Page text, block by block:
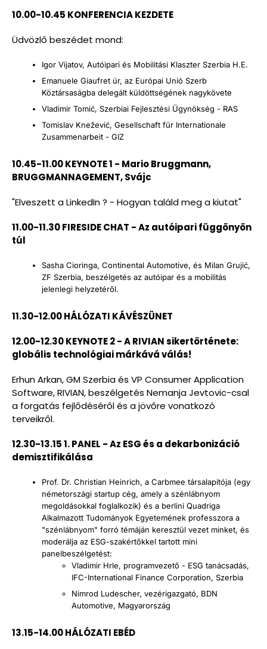
10.00-10.45 KONFERENCIA KEZDETE
Üdvözlő beszédet mond:
Igor Vijatov, Autóipari és Mobilitási Klaszter Szerbia H.E.
Emanuele Giaufret úr, az Európai Unió Szerb
Köztársaságba delegált küldöttségének nagykövete
Vladimir Tomić, Szerbiai Fejlesztési Ügynökség - RAS
Tomislav Knežević, Gesellschaft für Internationale
Zusammenarbeit - GIZ
10.45-11.00 KEYNOTE 1 - Mario Bruggmann,
BRUGGMANNAGEMENT, Svájc
"Elveszett a LinkedIn ? - Hogyan találd meg a kiutat"
11.00-11.30 FIRESIDE CHAT - Az autóipari függönyön
túl
Sasha Cioringa, Continental Automotive, és Milan Grujić,
ZF Szerbia, beszélgetés az autóipar és a mobilitás
jelenlegi helyzetéről.
11.30-12.00 HÁLÓZATI KÁVÉSZÜNET
12.00-12.30 KEYNOTE 2 - A RIVIAN sikertörténete:
globális technológiai márkává válás!
Erhun Arkan, GM Szerbia és VP Consumer Application
Software, RIVIAN, beszélgetés Nemanja Jevtovic-csal
a forgatás fejlődéséről és a jövőre vonatkozó
terveikről.
12.30-13.15 1. PANEL - Az ESG és a dekarbonizáció
demisztifikálása
Prof. Dr. Christian Heinrich, a Carbmee társalapítója (egy
németországi startup cég, amely a szénlábnyom
megoldásokkal foglalkozik) és a berlini Quadriga
Alkalmazott Tudományok Egyetemének professzora a
"szénlábnyom" forró témáján keresztül vezet minket, és
moderálja az ESG-szakértőkkel tartott mini
panelbeszélgetést:
Vladimir Hrle, programvezető - ESG tanácsadás,
IFC-International Finance Corporation, Szerbia
Nimrod Ludescher, vezérigazgató, BDN
Automotive, Magyarország
13.15-14.00 HÁLÓZATI EBÉD